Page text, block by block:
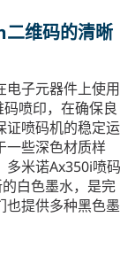
维码的清晰
电子元器件上使用
喷印，在确保良
证喷码机的稳定运
一些深色材质样
多米诺Ax350i喷码
白色墨水，是完
也提供多种黑色墨